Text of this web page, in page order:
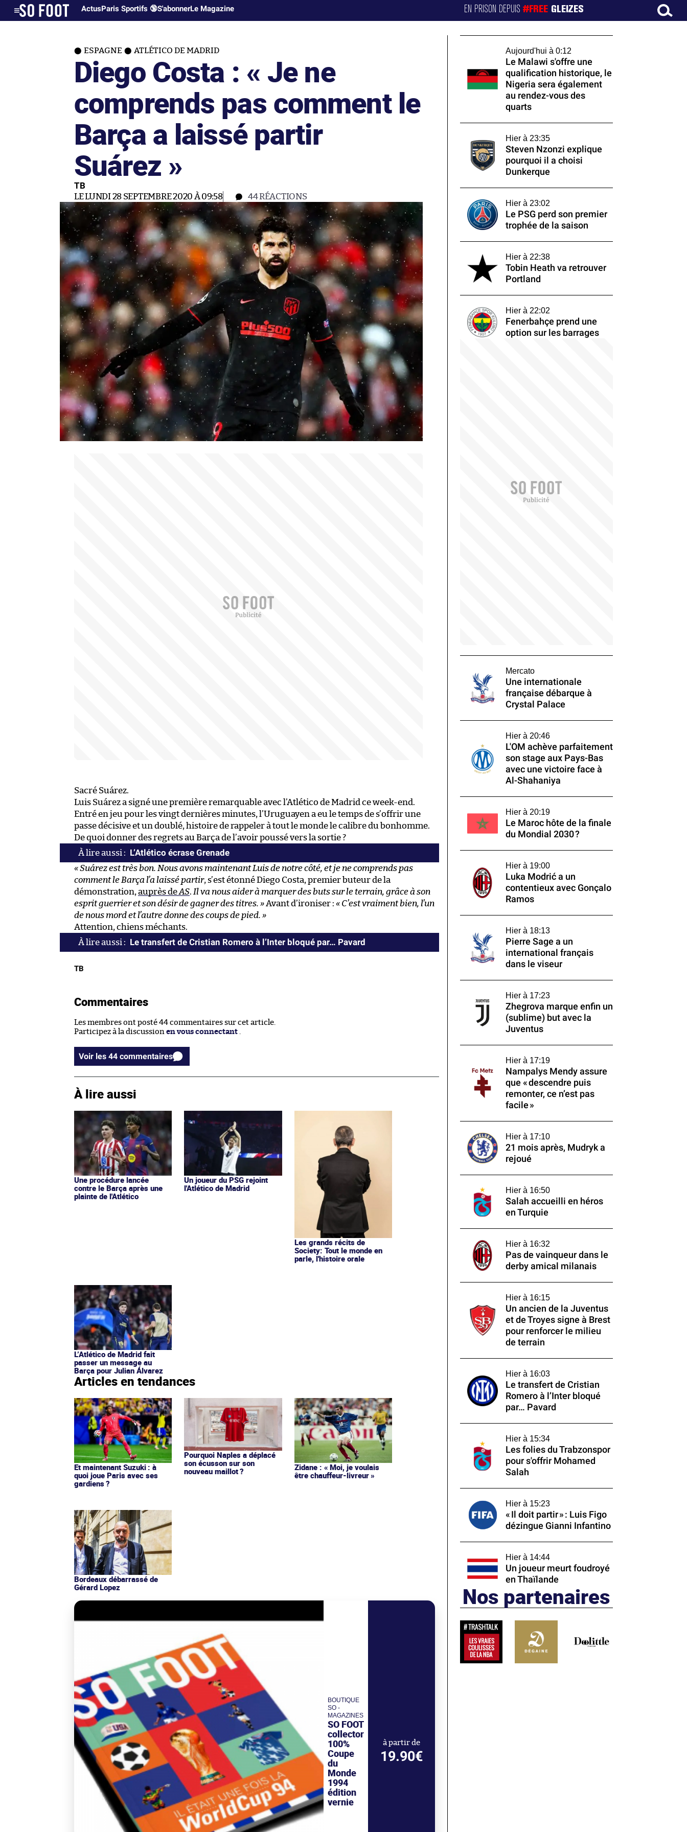
ActusParis Sportifs 🔞S'abonnerLe Magazine EN PRISON DEPUIS#FREE GLEIZES
ESPAGNE ATLÉTICO DE MADRID
Diego Costa : « Je ne
comprends pas comment le
Barça a laissé partir
Suárez »
TB
LE LUNDI 28 SEPTEMBRE 2020 À 09:58 44RÉACTIONS
Sacré Suárez.
Luis Suárez a signé une première remarquable avec l’Atlético de Madrid ce week-end.
Entré en jeu pour les vingt dernières minutes, l’Uruguayen a eu le temps de s’offrir une
passe décisive et un doublé, histoire de rappeler à tout le monde le calibre du bonhomme.
De quoi donner des regrets au Barça de l’avoir poussé vers la sortie ?
L’Atlético écrase Grenade
« Suárez est très bon. Nous avons maintenant Luis de notre côté, et je ne comprends pas
comment le Barça l’a laissé partir, s’est étonné Diego Costa, premier buteur de la
démonstration, auprès deAS. Il va nous aider à marquer des buts sur le terrain, grâce à son
esprit guerrier et son désir de gagner des titres. »Avant d’ironiser : « C’est vraiment bien, l’un
de nous mord et l’autre donne des coups de pied. »
Attention, chiens méchants.
Le transfert de Cristian Romero à l’Inter bloqué par… Pavard
TB
Commentaires
Les membres ont posté 44 commentaires sur cet article.
Participez à la discussion en vous connectant
Voir les 44 commentaires
À lire aussi
Une procédure lancée
contre le Barça après une
plainte de l'Atlético
Un joueur du PSG rejoint
l'Atlético de Madrid
Les grands récits de
Society: Tout le monde en
parle, l'histoire orale
L’Atlético de Madrid fait
passer un message au
Barça pour Julian Álvarez
Articles en tendances
Et maintenant Suzuki : à
quoi joue Paris avec ses
gardiens ?
Pourquoi Naples a déplacé
son écusson sur son
nouveau maillot ?
Zidane : « Moi, je voulais
être chauffeur-livreur »
Bordeaux débarrassé de
Gérard Lopez
BOUTIQUE
SO -
MAGAZINES
SO FOOT
collector
100%
Coupe
du
Monde
1994
édition
vernie
à partir de
19.90€
Aujourd'hui à 0:12
Le Malawi s'offre une
qualification historique, le
Nigeria sera également
au rendez-vous des
quarts
Hier à 23:35
Steven Nzonzi explique
pourquoi il a choisi
Dunkerque
Hier à 23:02
Le PSG perd son premier
trophée de la saison
Hier à 22:38
Tobin Heath va retrouver
Portland
Hier à 22:02
Fenerbahçe prend une
option sur les barrages
Mercato
Une internationale
française débarque à
Crystal Palace
Hier à 20:46
L'OM achève parfaitement
son stage aux Pays-Bas
avec une victoire face à
Al-Shahaniya
Hier à 20:19
Le Maroc hôte de la finale
du Mondial 2030 ?
Hier à 19:00
Luka Modrić a un
contentieux avec Gonçalo
Ramos
Hier à 18:13
Pierre Sage a un
international français
dans le viseur
Hier à 17:23
Zhegrova marque enfin un
(sublime) but avec la
Juventus
Hier à 17:19
Nampalys Mendy assure
que « descendre puis
remonter, ce n’est pas
facile »
Hier à 17:10
21 mois après, Mudryk a
rejoué
Hier à 16:50
Salah accueilli en héros
en Turquie
Hier à 16:32
Pas de vainqueur dans le
derby amical milanais
Hier à 16:15
Un ancien de la Juventus
et de Troyes signe à Brest
pour renforcer le milieu
de terrain
Hier à 16:03
Le transfert de Cristian
Romero à l’Inter bloqué
par… Pavard
Hier à 15:34
Les folies du Trabzonspor
pour s'offrir Mohamed
Salah
Hier à 15:23
« Il doit partir » : Luis Figo
dézingue Gianni Infantino
Hier à 14:44
Un joueur meurt foudroyé
en Thaïlande
Nos partenaires